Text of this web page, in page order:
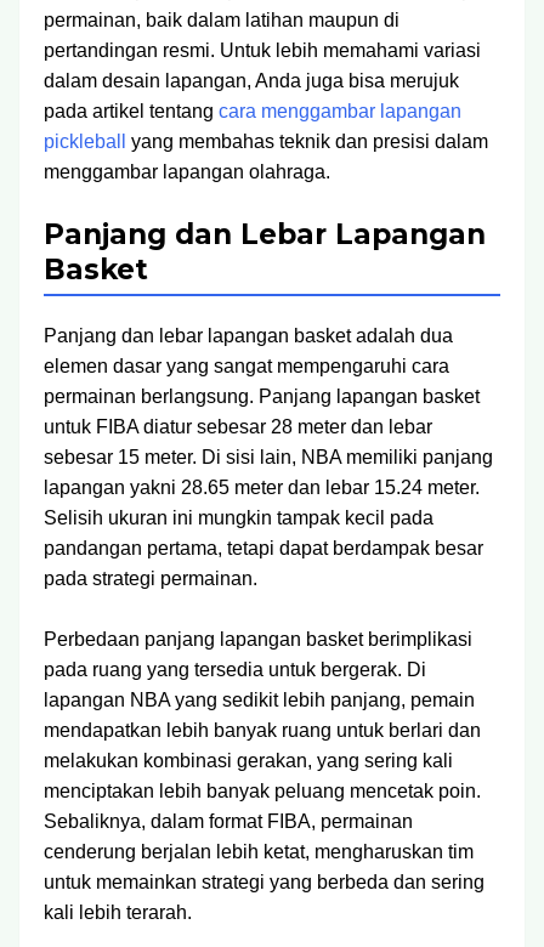
permainan, baik dalam latihan maupun di
pertandingan resmi. Untuk lebih memahami variasi
dalam desain lapangan, Anda juga bisa merujuk
pada artikel tentang cara menggambar lapangan
pickleball
yang membahas teknik dan presisi dalam
menggambar lapangan olahraga.
Panjang dan Lebar Lapangan
Basket
Panjang dan lebar lapangan basket adalah dua
elemen dasar yang sangat mempengaruhi cara
permainan berlangsung. Panjang lapangan basket
untuk FIBA diatur sebesar 28 meter dan lebar
sebesar 15 meter. Di sisi lain, NBA memiliki panjang
lapangan yakni 28.65 meter dan lebar 15.24 meter.
Selisih ukuran ini mungkin tampak kecil pada
pandangan pertama, tetapi dapat berdampak besar
pada strategi permainan.
Perbedaan panjang lapangan basket berimplikasi
pada ruang yang tersedia untuk bergerak. Di
lapangan NBA yang sedikit lebih panjang, pemain
mendapatkan lebih banyak ruang untuk berlari dan
melakukan kombinasi gerakan, yang sering kali
menciptakan lebih banyak peluang mencetak poin.
Sebaliknya, dalam format FIBA, permainan
cenderung berjalan lebih ketat, mengharuskan tim
untuk memainkan strategi yang berbeda dan sering
kali lebih terarah.